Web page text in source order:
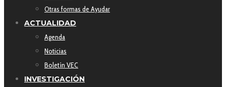
Otras formas de Ayudar
ACTUALIDAD
Agenda
Noticias
Boletín VEC
INVESTIGACIÓN